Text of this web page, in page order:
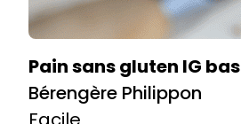
Pain sans gluten IG bas
Bérengère Philippon